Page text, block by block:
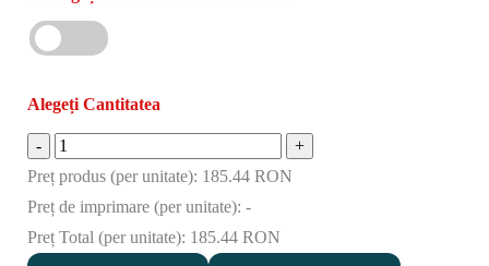
Alegeți Cantitatea
Rucsac
pentru
laptop
LAPTOPBAG
Preț produs (per unitate): 185.44 RON
Preț de imprimare (per unitate): -
Preț Total (per unitate): 185.44 RON